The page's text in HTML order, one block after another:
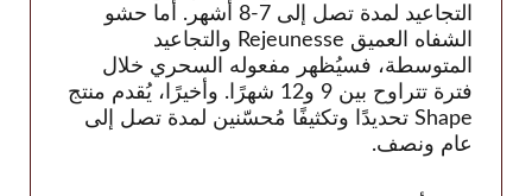
التجاعيد لمدة تصل إلى 7-8 أشهر. أما حشو
الشفاه العميق Rejeunesse والتجاعيد
المتوسطة، فسيُظهر مفعوله السحري خلال
فترة تتراوح بين 9 و12 شهرًا. وأخيرًا، يُقدم منتج
Shape تحديدًا وتكثيفًا مُحسّنين لمدة تصل إلى
عام ونصف.